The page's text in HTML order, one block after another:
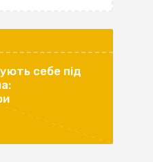
себе під